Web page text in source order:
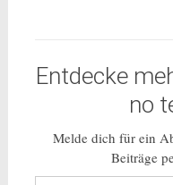
Entdecke
no
Melde dich für ein
Beiträge
Gib deine E-Mail-Adresse ein ...